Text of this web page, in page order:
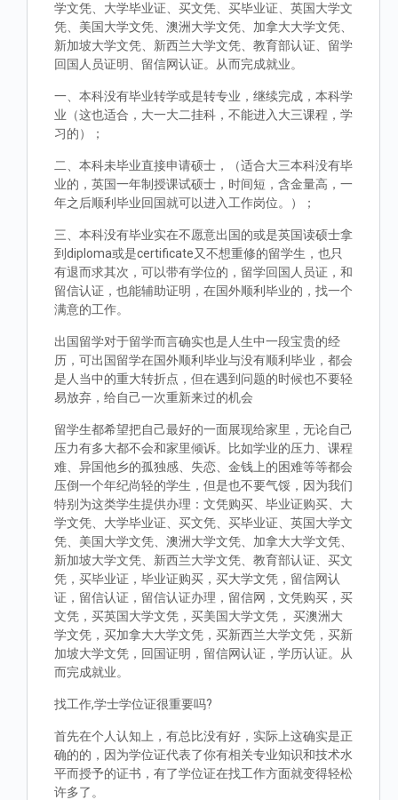
学文凭、大学毕业证、买文凭、买毕业证、英国大学文
凭、美国大学文凭、澳洲大学文凭、加拿大大学文凭、
新加坡大学文凭、新西兰大学文凭、教育部认证、留学
回国人员证明、留信网认证。从而完成就业。
一、本科没有毕业转学或是转专业，继续完成，本科学
业（这也适合，大一大二挂科，不能进入大三课程，学
习的）；
二、本科未毕业直接申请硕士，（适合大三本科没有毕
业的，英国一年制授课试硕士，时间短，含金量高，一
年之后顺利毕业回国就可以进入工作岗位。）；
三、本科没有毕业实在不愿意出国的或是英国读硕士拿
到diploma或是certificate又不想重修的留学生，也只
有退而求其次，可以带有学位的，留学回国人员证，和
留信认证，也能辅助证明，在国外顺利毕业的，找一个
满意的工作。
出国留学对于留学而言确实也是人生中一段宝贵的经
历，可出国留学在国外顺利毕业与没有顺利毕业，都会
是人当中的重大转折点，但在遇到问题的时候也不要轻
易放弃，给自己一次重新来过的机会
留学生都希望把自己最好的一面展现给家里，无论自己
压力有多大都不会和家里倾诉。比如学业的压力、课程
难、异国他乡的孤独感、失恋、金钱上的困难等等都会
压倒一个年纪尚轻的学生，但是也不要气馁，因为我们
特别为这类学生提供办理：文凭购买、毕业证购买、大
学文凭、大学毕业证、买文凭、买毕业证、英国大学文
凭、美国大学文凭、澳洲大学文凭、加拿大大学文凭、
新加坡大学文凭、新西兰大学文凭、教育部认证、买文
凭，买毕业证，毕业证购买，买大学文凭，留信网认
证，留信认证，留信认证办理，留信网，文凭购买，买
文凭，买英国大学文凭，买美国大学文凭， 买澳洲大
学文凭，买加拿大大学文凭，买新西兰大学文凭，买新
加坡大学文凭，回国证明，留信网认证，学历认证。从
而完成就业。
找工作,学士学位证很重要吗?
首先在个人认知上，有总比没有好，实际上这确实是正
确的的，因为学位证代表了你有相关专业知识和技术水
平而授予的证书，有了学位证在找工作方面就变得轻松
许多了。